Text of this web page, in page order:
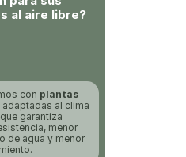
al aire libre?
con plantas
adaptadas al clima
que garantiza
menor
de agua y menor